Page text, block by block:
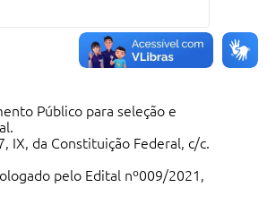
Público para seleção e
IX, da Constituição Federal, c/c.
pelo Edital nº009/2021,